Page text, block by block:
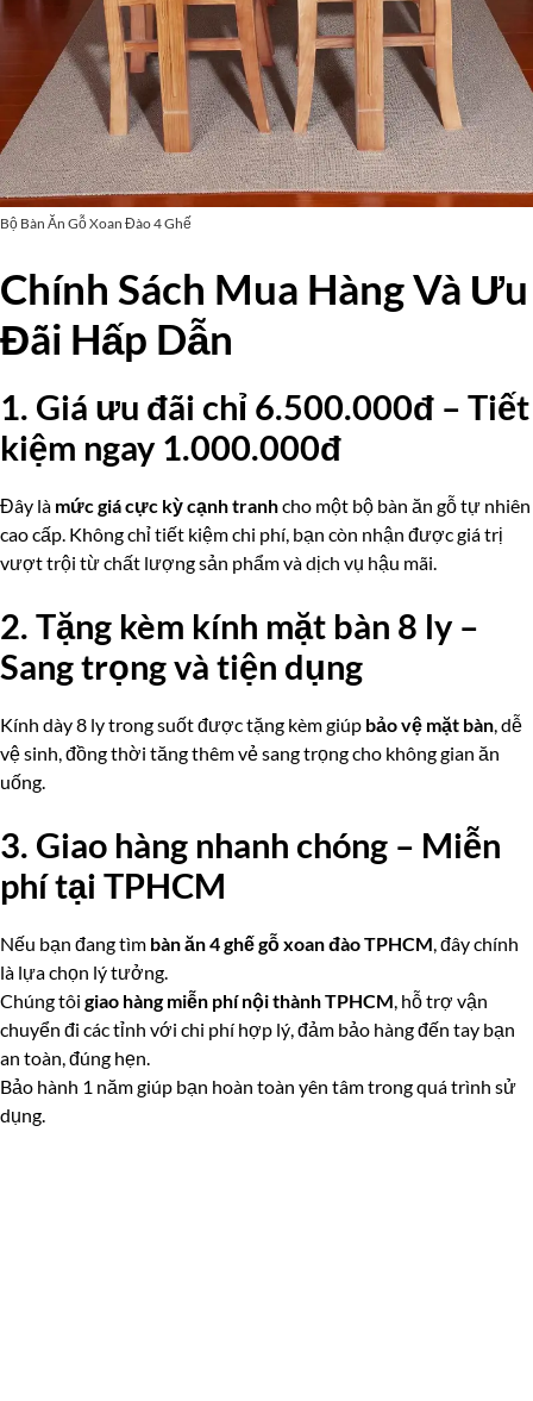
Bộ Bàn Ăn Gỗ Xoan Đào 4 Ghế
Chính Sách Mua Hàng Và Ưu
Đãi Hấp Dẫn
1. Giá ưu đãi chỉ 6.500.000đ – Tiết
kiệm ngay 1.000.000đ
Đây là mức giá cực kỳ cạnh tranhcho một bộ bàn ăn gỗ tự nhiên
cao cấp. Không chỉ tiết kiệm chi phí, bạn còn nhận được giá trị
vượt trội từ chất lượng sản phẩm và dịch vụ hậu mãi.
2. Tặng kèm kính mặt bàn 8 ly –
Sang trọng và tiện dụng
Kính dày 8 ly trong suốt được tặng kèm giúp bảo vệ mặt bàn, dễ
vệ sinh, đồng thời tăng thêm vẻ sang trọng cho không gian ăn
uống.
3. Giao hàng nhanh chóng – Miễn
phí tại TPHCM
Nếu bạn đang tìm bàn ăn 4 ghế gỗ xoan đào TPHCM, đây chính
là lựa chọn lý tưởng.
Chúng tôi giao hàng miễn phí nội thành TPHCM, hỗ trợ vận
chuyển đi các tỉnh với chi phí hợp lý, đảm bảo hàng đến tay bạn
an toàn, đúng hẹn.
Bảo hành 1 năm giúp bạn hoàn toàn yên tâm trong quá trình sử
dụng.